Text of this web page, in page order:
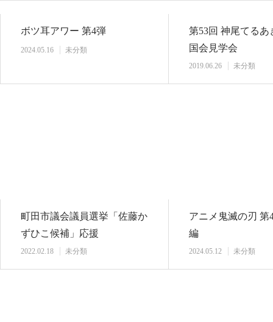
ボツ耳アワー 第4弾
2024.05.16 未分類
第53回 神尾てるあ
国会見学会
2019.06.26 未分類
町田市議会議員選挙「佐藤か
ずひこ候補」応援
2022.02.18 未分類
アニメ鬼滅の刃 第
編
2024.05.12 未分類